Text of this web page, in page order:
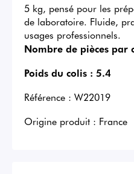
5 kg, pensé pour les
de laboratoire. Fluide,
usages professionnels.
Nombre de pièces par
Poids du colis : 5.4
Référence : W22019
Origine produit : France